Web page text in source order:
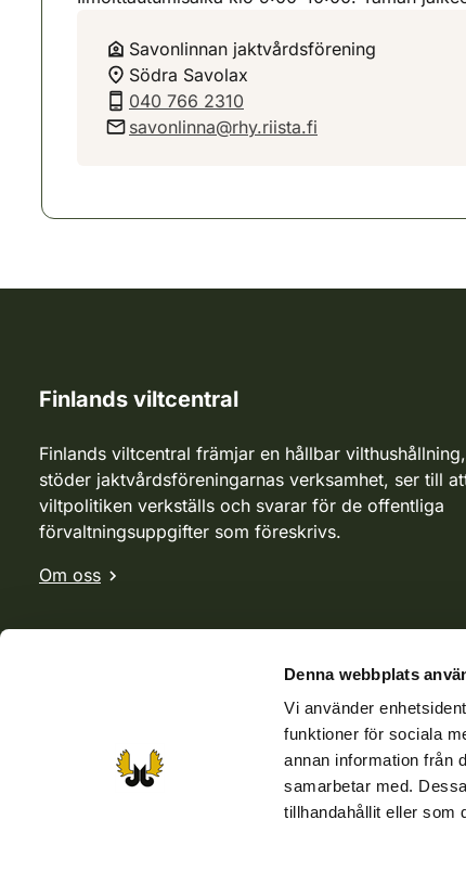
Denna webbplats
Vi använder
funktioner för sociala
annan information från
samarbetar med.
tillhandahållit eller som
Savonlinnan jaktvårdsförening
Södra Savolax
040 766 2310
savonlinna@rhy.riista.fi
Finlands viltcentral
Finlands viltcentral främjar en hållbar vilthushållning,
stöder jaktvårdsföreningarnas verksamhet, ser till
viltpolitiken verkställs och svarar för de offentliga
förvaltningsuppgifter som föreskrivs.
Om oss